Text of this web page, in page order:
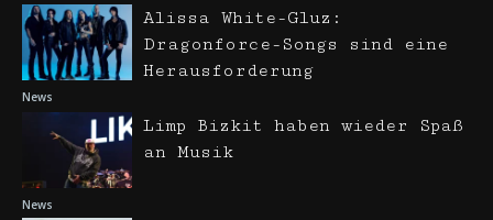
News
Alissa White-Gluz:
Dragonforce-Songs sind eine
Herausforderung
News
Limp Bizkit haben wieder Spaß
an Musik